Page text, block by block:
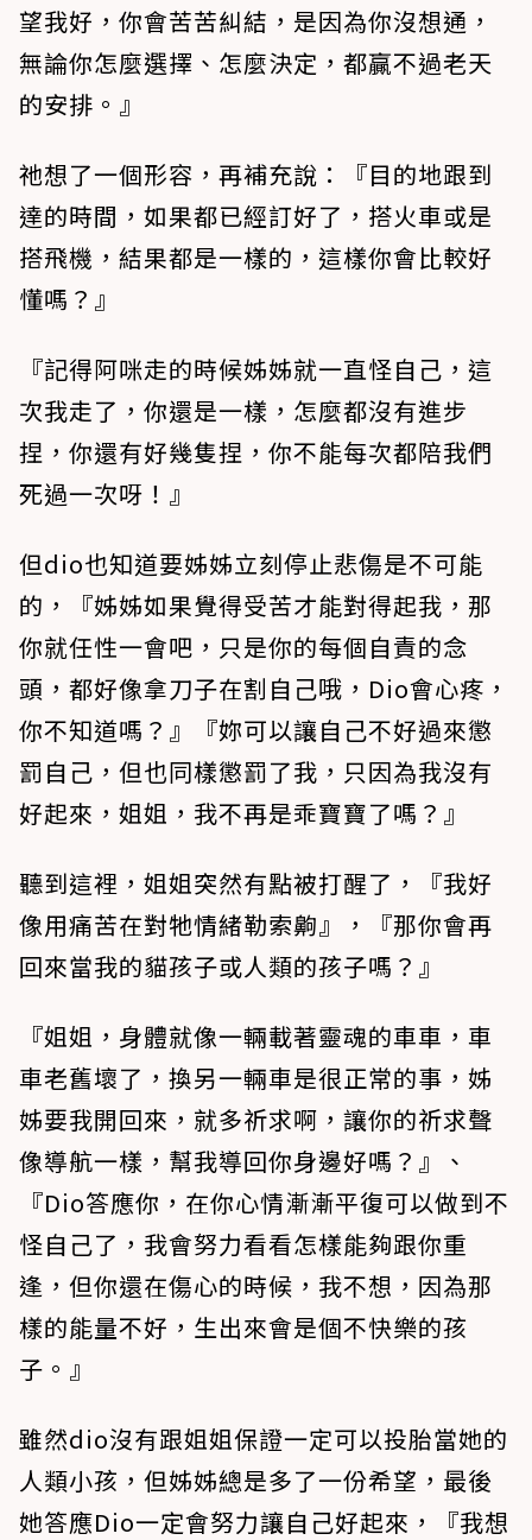
望我好，你會苦苦糾結，是因為你沒想通，
無論你怎麼選擇、怎麼決定，都贏不過老天
的安排。』
祂想了一個形容，再補充說：『目的地跟到
達的時間，如果都已經訂好了，搭火車或是
搭飛機，結果都是一樣的，這樣你會比較好
懂嗎？』
『記得阿咪走的時候姊姊就一直怪自己，這
次我走了，你還是一樣，怎麼都沒有進步
捏，你還有好幾隻捏，你不能每次都陪我們
死過一次呀！』
但dio也知道要姊姊立刻停止悲傷是不可能
的，『姊姊如果覺得受苦才能對得起我，那
你就任性一會吧，只是你的每個自責的念
頭，都好像拿刀子在割自己哦，Dio會心疼，
你不知道嗎？』『妳可以讓自己不好過來懲
罰自己，但也同樣懲罰了我，只因為我沒有
好起來，姐姐，我不再是乖寶寶了嗎？』
聽到這裡，姐姐突然有點被打醒了，『我好
像用痛苦在對牠情緒勒索齁』，『那你會再
回來當我的貓孩子或人類的孩子嗎？』
『姐姐，身體就像一輛載著靈魂的車車，車
車老舊壞了，換另一輛車是很正常的事，姊
姊要我開回來，就多祈求啊，讓你的祈求聲
像導航一樣，幫我導回你身邊好嗎？』、
『Dio答應你，在你心情漸漸平復可以做到不
怪自己了，我會努力看看怎樣能夠跟你重
逢，但你還在傷心的時候，我不想，因為那
樣的能量不好，生出來會是個不快樂的孩
子。』
雖然dio沒有跟姐姐保證一定可以投胎當她的
人類小孩，但姊姊總是多了一份希望，最後
她答應Dio一定會努力讓自己好起來，『我想